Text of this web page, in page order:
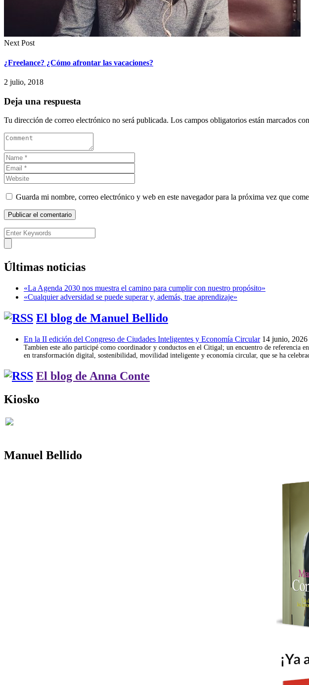
Next Post
¿Freelance? ¿Cómo afrontar las vacaciones?
2 julio, 2018
Deja una respuesta
Tu dirección de correo electrónico no será publicada. Los campos obligatorios están marcados con
Guarda mi nombre, correo electrónico y web en este navegador para la próxima vez que
Últimas noticias
«La Agenda 2030 nos muestra el camino para cumplir con nuestro propósito»
«Cualquier adversidad se puede superar y, además, trae aprendizaje»
El blog de Manuel Bellido
En la II edición del Congreso de Ciudades Inteligentes y Economía Circular 14 junio, 2026
Tambien este año participé como coordinador y conductos en el Citigal; un encuentro de referencia
en transformación digital, sostenibilidad, movilidad inteligente y economía circular, que se ha
El blog de Anna Conte
Kiosko
Manuel Bellido